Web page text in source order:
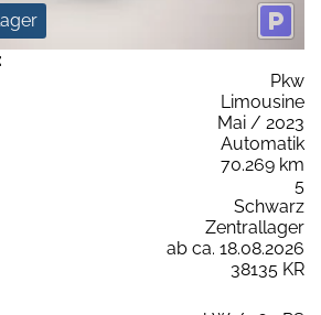
Pkw
Limousine
Mai / 2023
Automatik
70.269 km
5
Schwarz
Zentrallager
ab ca. 18.08.2026
38135 KR